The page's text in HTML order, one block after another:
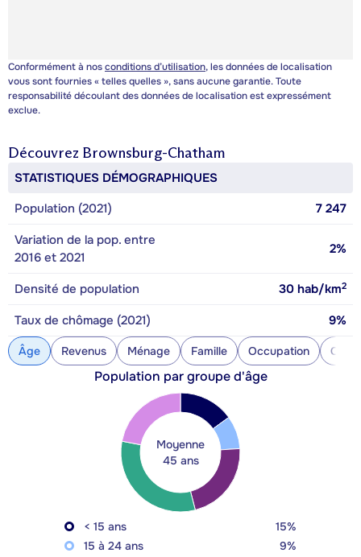
Conformément à nosconditions d’utilisation, les données de localisation
vous sont fournies « telles quelles », sans aucune garantie. Toute
responsabilité découlant des données de localisation est expressément
exclue.
Découvrez Brownsburg-Chatham
STATISTIQUES DÉMOGRAPHIQUES
Population (2021)
7 247
Variation de la pop. entre
2016 et 2021
2%
Densité de population 30 hab/km2
Taux de chômage (2021) 9%
Âge Revenus Ménage Famille Occupation
Population par groupe d'âge
Moyenne
45 ans
< 15 ans
15%
15 à 24 ans
9%